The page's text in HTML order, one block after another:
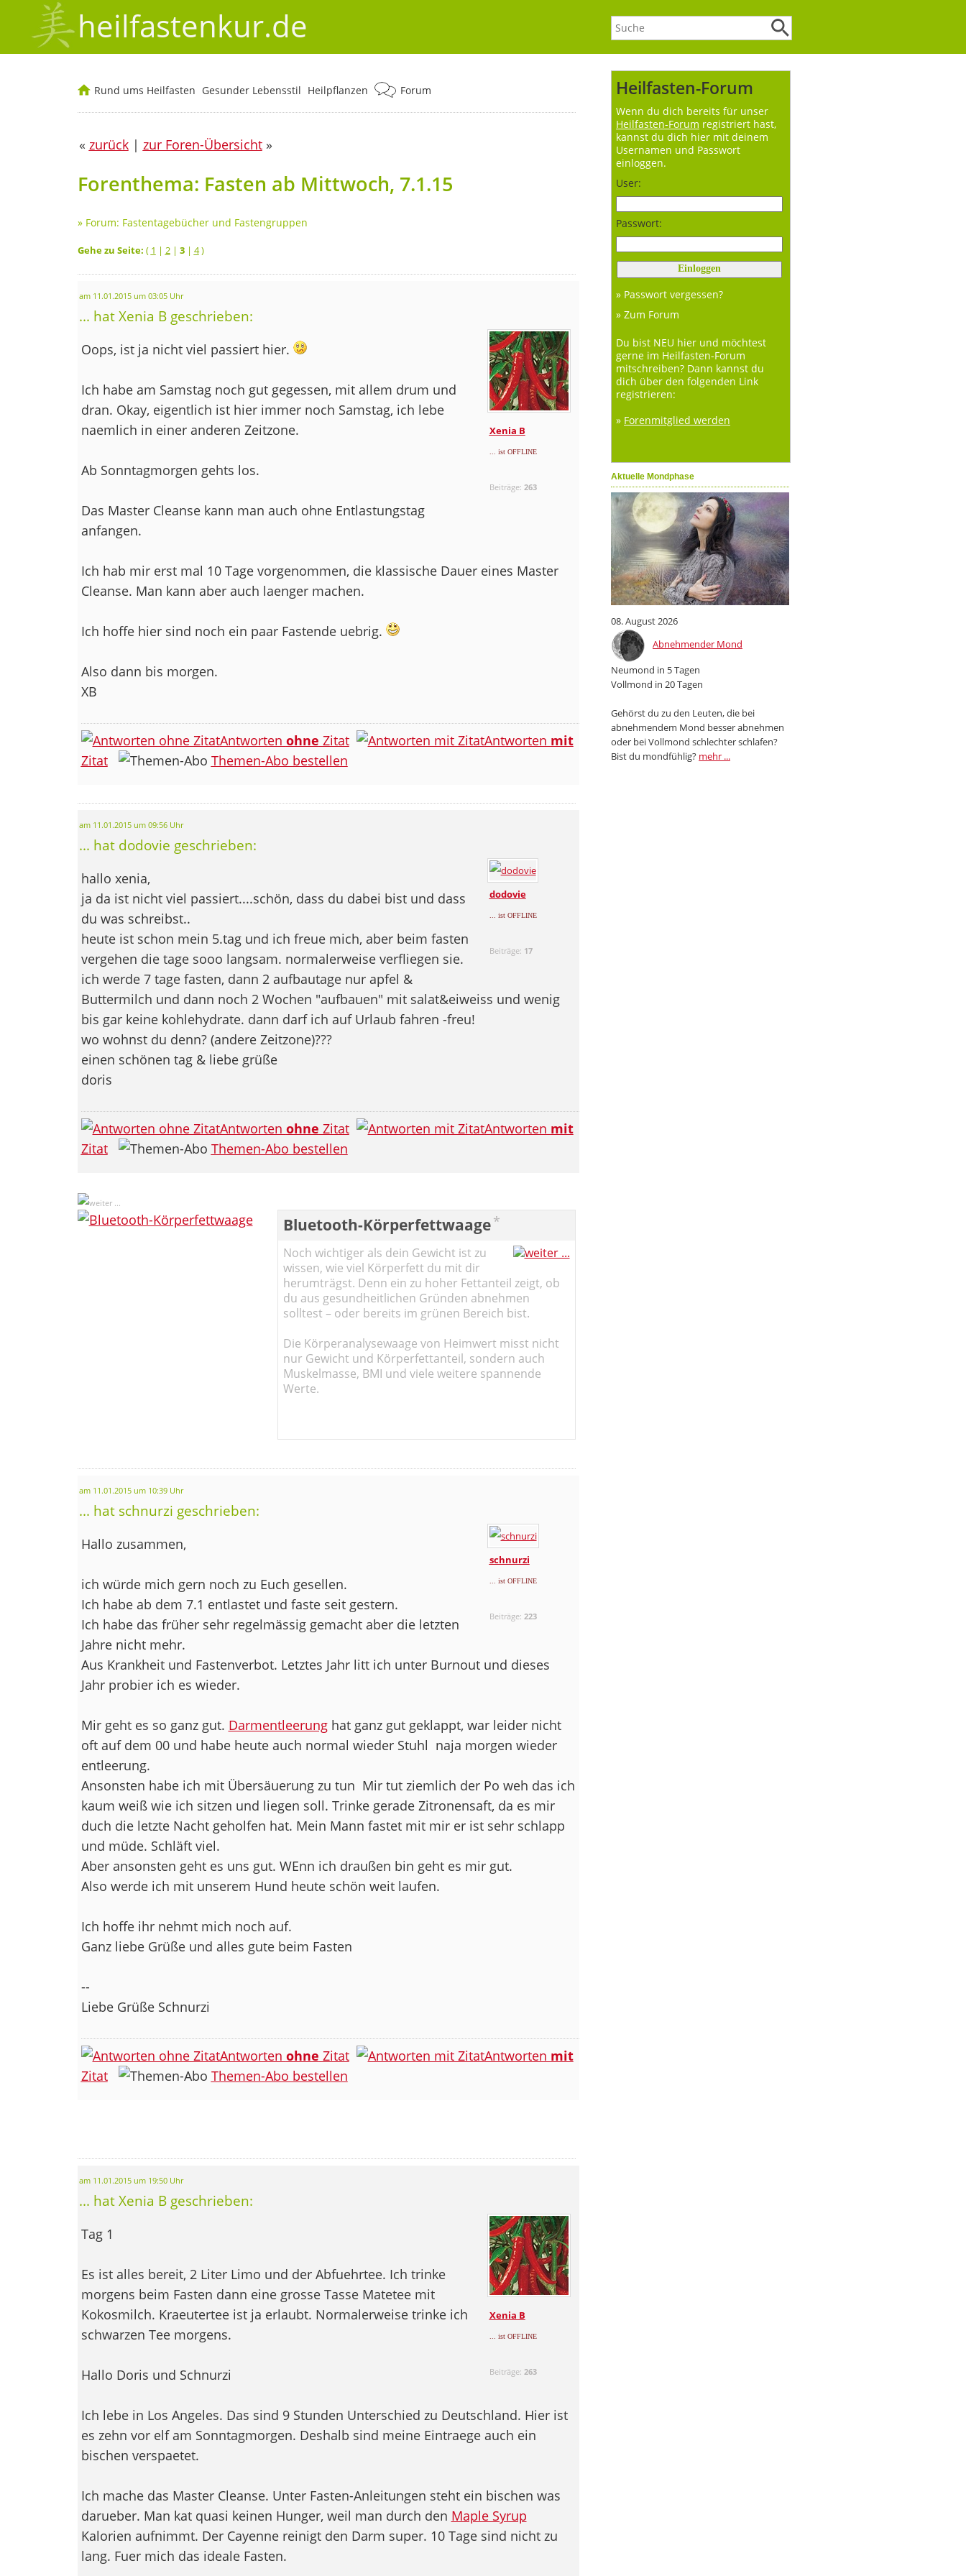
heilfastenkur.de
Heilfasten-Forum
Wenn du dich bereits für unser
Heilfasten-Forum registriert hast,
kannst du dich hier mit deinem
Usernamen und Passwort
einloggen.
User:
Passwort:
» Passwort vergessen?
» Zum Forum
Du bist NEU hier und möchtest
gerne im Heilfasten-Forum
mitschreiben? Dann kannst du
dich über den folgenden Link
registrieren:
» Forenmitglied werden
Aktuelle Mondphase
08. August 2026
Abnehmender Mond
Neumond in 5 Tagen
Vollmond in 20 Tagen
Gehörst du zu den Leuten, die bei
abnehmendem Mond besser abnehmen
oder bei Vollmond schlechter schlafen?
Bist du mondfühlig? mehr ...
Rund ums Heilfasten Gesunder Lebensstil Heilpflanzen Forum
« zurück| zur Foren-Übersicht»
Forenthema: Fasten ab Mittwoch, 7.1.15
» Forum: Fastentagebücher und Fastengruppen
Gehe zu Seite: ( 1 | 2| 3| 4)
am 11.01.2015 um 03:05 Uhr
... hat Xenia B geschrieben:
Xenia B
... ist OFFLINE
Beiträge: 263
Oops, ist ja nicht viel passiert hier.
Ich habe am Samstag noch gut gegessen, mit allem drum und
dran. Okay, eigentlich ist hier immer noch Samstag, ich lebe
naemlich in einer anderen Zeitzone.
Ab Sonntagmorgen gehts los.
Das Master Cleanse kann man auch ohne Entlastungstag
anfangen.
Ich hab mir erst mal 10 Tage vorgenommen, die klassische Dauer eines Master
Cleanse. Man kann aber auch laenger machen.
Ich hoffe hier sind noch ein paar Fastende uebrig.
Also dann bis morgen.
XB
Antworten ohne Zitat Antworten mit
Zitat
Themen-Abo bestellen
am 11.01.2015 um 09:56 Uhr
... hat dodovie geschrieben:
dodovie
... ist OFFLINE
Beiträge: 17
hallo xenia,
ja da ist nicht viel passiert....schön, dass du dabei bist und dass
du was schreibst..
heute ist schon mein 5.tag und ich freue mich, aber beim fasten
vergehen die tage sooo langsam. normalerweise verfliegen sie.
ich werde 7 tage fasten, dann 2 aufbautage nur apfel &
Buttermilch und dann noch 2 Wochen "aufbauen" mit salat&eiweiss und wenig
bis gar keine kohlehydrate. dann darf ich auf Urlaub fahren -freu!
wo wohnst du denn? (andere Zeitzone)???
einen schönen tag & liebe grüße
doris
Antworten ohne Zitat Antworten mit
Zitat
Themen-Abo bestellen
Bluetooth-Körperfettwaage*
Noch wichtiger als dein Gewicht ist zu
wissen, wie viel Körperfett du mit dir
herumträgst. Denn ein zu hoher Fettanteil zeigt, ob
du aus gesundheitlichen Gründen abnehmen
solltest – oder bereits im grünen Bereich bist.
Die Körperanalysewaage von Heimwert misst nicht
nur Gewicht und Körperfettanteil, sondern auch
Muskelmasse, BMI und viele weitere spannende
Werte.
am 11.01.2015 um 10:39 Uhr
... hat schnurzi geschrieben:
schnurzi
... ist OFFLINE
Beiträge: 223
Hallo zusammen,
ich würde mich gern noch zu Euch gesellen.
Ich habe ab dem 7.1 entlastet und faste seit gestern.
Ich habe das früher sehr regelmässig gemacht aber die letzten
Jahre nicht mehr.
Aus Krankheit und Fastenverbot. Letztes Jahr litt ich unter Burnout und dieses
Jahr probier ich es wieder.
Mir geht es so ganz gut. Darmentleerunghat ganz gut geklappt, war leider nicht
oft auf dem 00 und habe heute auch normal wieder Stuhl naja morgen wieder
entleerung.
Ansonsten habe ich mit Übersäuerung zu tun Mir tut ziemlich der Po weh das ich
kaum weiß wie ich sitzen und liegen soll. Trinke gerade Zitronensaft, da es mir
duch die letzte Nacht geholfen hat. Mein Mann fastet mit mir er ist sehr schlapp
und müde. Schläft viel.
Aber ansonsten geht es uns gut. WEnn ich draußen bin geht es mir gut.
Also werde ich mit unserem Hund heute schön weit laufen.
Ich hoffe ihr nehmt mich noch auf.
Ganz liebe Grüße und alles gute beim Fasten
--
Liebe Grüße Schnurzi
Antworten ohne Zitat Antworten mit
Zitat
Themen-Abo bestellen
am 11.01.2015 um 19:50 Uhr
... hat Xenia B geschrieben:
Xenia B
... ist OFFLINE
Beiträge: 263
Tag 1
Es ist alles bereit, 2 Liter Limo und der Abfuehrtee. Ich trinke
morgens beim Fasten dann eine grosse Tasse Matetee mit
Kokosmilch. Kraeutertee ist ja erlaubt. Normalerweise trinke ich
schwarzen Tee morgens.
Hallo Doris und Schnurzi
Ich lebe in Los Angeles. Das sind 9 Stunden Unterschied zu Deutschland. Hier ist
es zehn vor elf am Sonntagmorgen. Deshalb sind meine Eintraege auch ein
bischen verspaetet.
Ich mache das Master Cleanse. Unter Fasten-Anleitungen steht ein bischen was
darueber. Man kat quasi keinen Hunger, weil man durch den Maple Syrup
Kalorien aufnimmt. Der Cayenne reinigt den Darm super. 10 Tage sind nicht zu
lang. Fuer mich das ideale Fasten.